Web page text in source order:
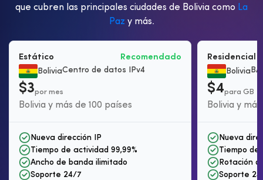
que cubren las principales ciudades de Bolivia como La
Paz y más.
Estático
Recomendado
BoliviaCentro de datos IPv4
$3por mes
Bolivia y más de 100 países
Nueva dirección IP
Tiempo de actividad 99,99%
Ancho de banda ilimitado
Soporte 24/7
Residencial
Bolivia
$4para GB
Bolivia y
Nueva
Tiempo de
Rotación
Soporte